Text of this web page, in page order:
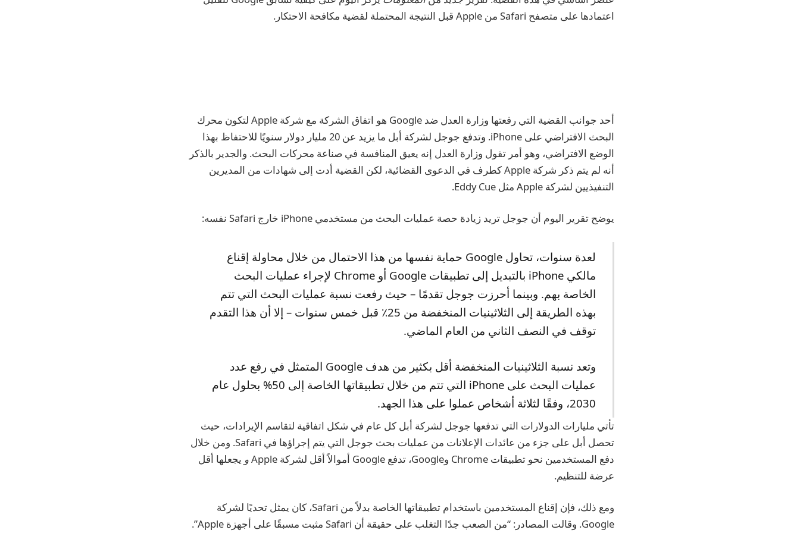
اعتمادها على متصفح Safari من Apple قبل النتيجة المحتملة لقضية مكافحة الاحتكار.
أحد جوانب القضية التي رفعتها وزارة العدل ضد Google هو اتفاق الشركة مع شركة Apple لتكون محرك
البحث الافتراضي على iPhone. وتدفع جوجل لشركة أبل ما يزيد عن 20 مليار دولار سنويًا للاحتفاظ بهذا
الوضع الافتراضي، وهو أمر تقول وزارة العدل إنه يعيق المنافسة في صناعة محركات البحث. والجدير بالذكر
أنه لم يتم ذكر شركة Apple كطرف في الدعوى القضائية، لكن القضية أدت إلى شهادات من المديرين
التنفيذيين لشركة Apple مثل Eddy Cue.
يوضح تقرير اليوم أن جوجل تريد زيادة حصة عمليات البحث من مستخدمي iPhone خارج Safari نفسه:
لعدة سنوات، تحاول Google حماية نفسها من هذا الاحتمال من خلال محاولة إقناع
مالكي iPhone بالتبديل إلى تطبيقات Google أو Chrome لإجراء عمليات البحث
الخاصة بهم. وبينما أحرزت جوجل تقدمًا – حيث رفعت نسبة عمليات البحث التي تتم
بهذه الطريقة إلى الثلاثينيات المنخفضة من 25٪ قبل خمس سنوات – إلا أن هذا التقدم
توقف في النصف الثاني من العام الماضي.
وتعد نسبة الثلاثينيات المنخفضة أقل بكثير من هدف Google المتمثل في رفع عدد
عمليات البحث على iPhone التي تتم من خلال تطبيقاتها الخاصة إلى 50% بحلول عام
2030، وفقًا لثلاثة أشخاص عملوا على هذا الجهد.
تأتي مليارات الدولارات التي تدفعها جوجل لشركة أبل كل عام في شكل اتفاقية لتقاسم الإيرادات، حيث
تحصل أبل على جزء من عائدات الإعلانات من عمليات بحث جوجل التي يتم إجراؤها في Safari. ومن خلال
دفع المستخدمين نحو تطبيقات Chrome وGoogle، تدفع Google أموالاً أقل لشركة Apple
و يجعلها أقل
عرضة للتنظيم.
ومع ذلك، فإن إقناع المستخدمين باستخدام تطبيقاتها الخاصة بدلاً من Safari، كان يمثل تحديًا لشركة
Google. وقالت المصادر: “من الصعب جدًا التغلب على حقيقة أن Safari مثبت مسبقًا على أجهزة Apple”.